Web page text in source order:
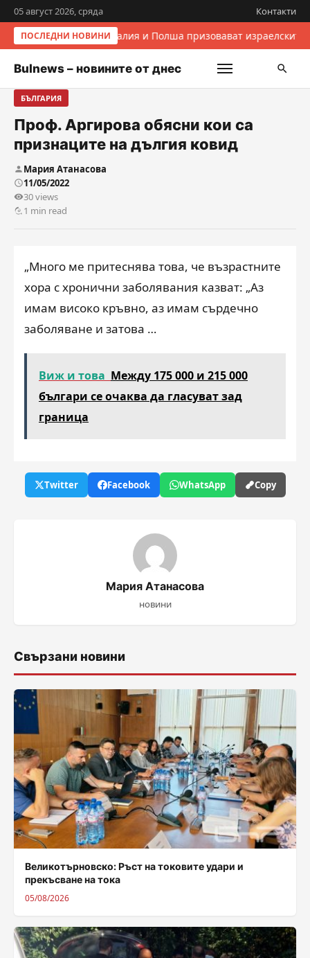
05 август 2026, сряда Контакти
ПОСЛЕДНИ НОВИНИИталия и Полша призовават
Bulnews – новините от днес
БЪЛГАРИЯ
Проф. Аргирова обясни кои са
признаците на дългия ковид
Мария Атанасова
11/05/2022
30 views
1 min read
„Много ме притеснява това, че възрастните
хора с хронични заболявания казват: „Аз
имам високо кръвно, аз имам сърдечно
заболяване и затова …
Виж и това Между 175 000 и 215 000
българи се очаква да гласуват зад
граница
Twitter Facebook WhatsApp Copy
Мария Атанасова
новини
Свързани новини
Великотърновско: Ръст на токовите удари и
прекъсване на тока
05/08/2026